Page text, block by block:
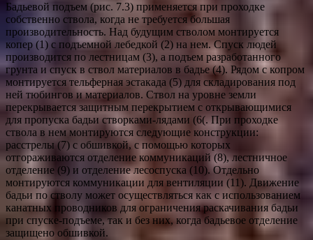
Бадьевой подъем (рис. 7.3) применяется при проходке
собственно ствола, когда не требуется большая
производительность. Над будущим стволом монтируется
копер (1) с подъемной лебедкой (2) на нем. Спуск людей
производится по лестницам (3), а подъем разработанного
грунта и спуск в ствол материалов в бадье (4). Рядом с копром
монтируется тельферная эстакада (5) для складирования под
ней тюбингов и материалов. Ствол на уровне земли
перекрывается защитным перекрытием с открывающимися
для пропуска бадьи створками-лядами (6(. При проходке
ствола в нем монтируются следующие конструкции:
расстрелы (7) с обшивкой, с помощью которых
отгораживаются отделение коммуникаций (8), лестничное
отделение (9) и отделение лесоспуска (10). Отдельно
монтируются коммуникации для вентиляции (11). Движение
бадьи по стволу может осуществляться как с использованием
канатных проводников для ограничения раскачивания бадьи
при спуске-подъеме, так и без них, когда бадьевое отделение
защищено обшивкой.